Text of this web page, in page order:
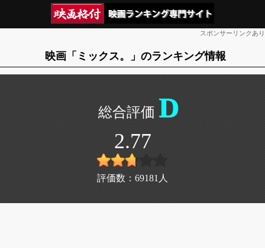
スポンサーリンクあり
映画「ミックス。」のランキング情報
D
2.77
評価数： 69181 人